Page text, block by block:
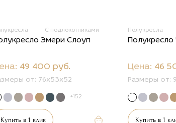
С подлокотниками
Эмери Слоуп
49 400 руб.
от: 76х53х52
+152
Купить в 1 клик
Полукресла
Полукресло
Цена: 46
Размеры от:
Купить в 1